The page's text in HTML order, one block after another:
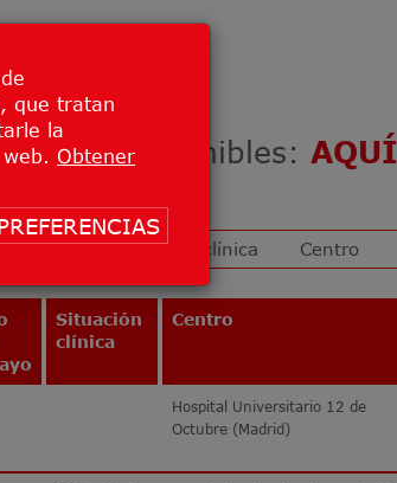
que tratan
la
Obtener
a Otros.
disponibles: AQUÍ
Situación
clínica
Centro
Hospital Universitario 12 de
Octubre (Madrid)